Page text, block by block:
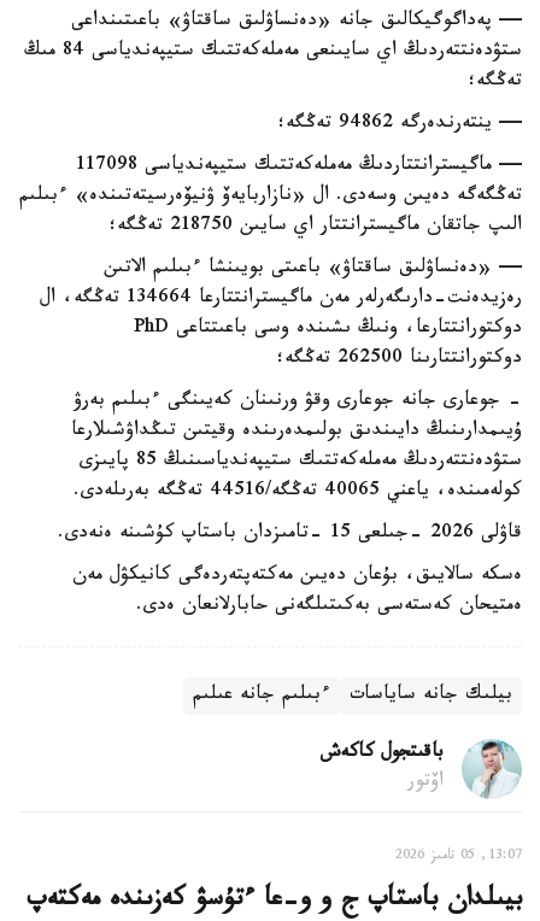
— پەداگوگيكالىق جانە «دەنساۋلىق ساقتاۋ» باعىتىنداعى
ستۋدەنتتەردىڭ اي سايىنعى مەملەكەتتىك ستيپەندياسى 84 مىڭ
تەڭگە؛
— ينتەرندەرگە 94862 تەڭگە؛
— ماگيسترانتتاردىڭ مەملەكەتتىك ستيپەندياسى 117098
تەڭگەگە دەيىن وسەدى. ال «نازاربايەۆ ۋنيۆەرسيتەتىندە» ءبىلىم
الىپ جاتقان ماگيسترانتتار اي سايىن 218750 تەڭگە؛
— «دەنساۋلىق ساقتاۋ» باعىتى بويىنشا ءبىلىم الاتىن
رەزيدەنت-دارىگەرلەر مەن ماگيسترانتتارعا 134664 تەڭگە، ال
دوكتورانتتارعا، ونىڭ ىشىندە وسى باعىتتاعى PhD
دوكتورانتتارىنا 262500 تەڭگە؛
- جوعارى جانە جوعارى وقۋ ورنىنان كەيىنگى ءبىلىم بەرۋ
ۇيىمدارىنىڭ دايىندىق بولىمدەرىندە وقيتىن تىڭداۋشىلارعا
ستۋدەنتتەردىڭ مەملەكەتتىك ستيپەندياسىنىڭ 85 پايىزى
كولەمىندە، ياعني 40065 تەڭگە/44516 تەڭگە بەرىلەدى.
قاۋلى 2026 -جىلعى 15 -تامىزدان باستاپ كۇشىنە ەنەدى.
ەسكە سالايىق، بۇعان دەيىن مەكتەپتەردەگى كانيكۋل مەن
ەمتيحان كەستەسى بەكىتىلگەنى حابارلانعان ەدى.
بيلىك جانە ساياسات ءبىلىم جانە عىلىم
باقىتجول كاكەش
اۆتور
13:07, 05 تامىز 2026
بيىلدان باستاپ ج و و-عا ءتۇسۋ كەزىندە مەكتەپ